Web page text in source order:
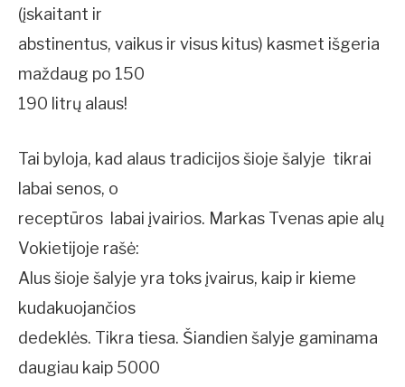
(įskaitant ir
abstinentus, vaikus ir visus kitus) kasmet išgeria
maždaug po 150 
190 litrų alaus!
Tai byloja, kad alaus tradicijos šioje šalyje  tikrai
labai senos, o
receptūros  labai įvairios. Markas Tvenas apie alų
Vokietijoje rašė:
Alus šioje šalyje yra toks įvairus, kaip ir kieme
kudakuojančios
dedeklės. Tikra tiesa. Šiandien šalyje gaminama
daugiau kaip 5000